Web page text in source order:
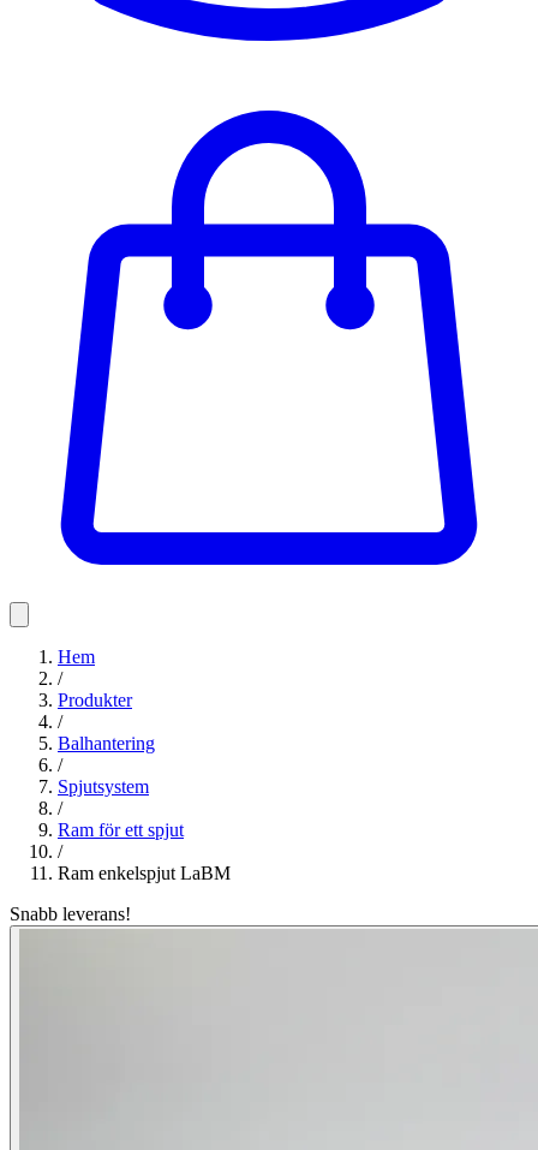
Hem
/
Produkter
/
Balhantering
/
Spjutsystem
/
Ram för ett spjut
/
Ram enkelspjut LaBM
Snabb leverans!